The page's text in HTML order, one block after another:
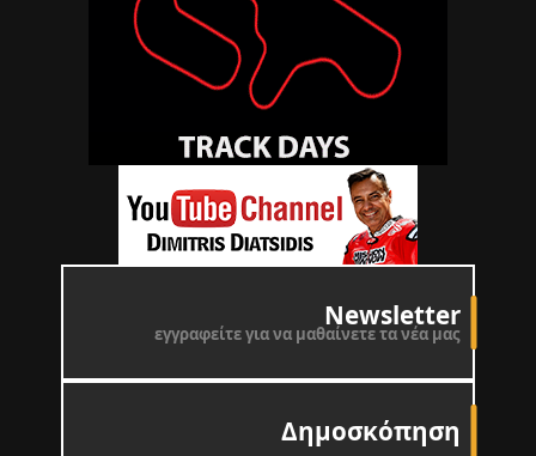
Newsletter
εγγραφείτε για να μαθαίνετε τα νέα μας
Δημοσκόπηση